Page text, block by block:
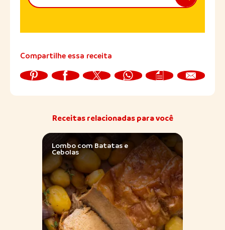
Compartilhe essa receita
Receitas relacionadas para você
Lombo com Batatas e
Cebolas